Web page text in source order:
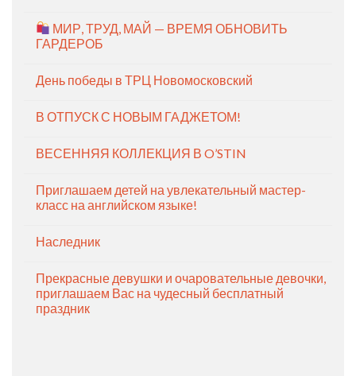
МИР, ТРУД, МАЙ — ВРЕМЯ ОБНОВИТЬ
ГАРДЕРОБ
День победы в ТРЦ Новомосковский
В ОТПУСК С НОВЫМ ГАДЖЕТОМ!
ВЕСЕННЯЯ КОЛЛЕКЦИЯ В O’STIN
Приглашаем детей на увлекательный мастер-
класс на английском языке!
Наследник
Прекрасные девушки и очаровательные девочки,
приглашаем Вас на чудесный бесплатный
праздник